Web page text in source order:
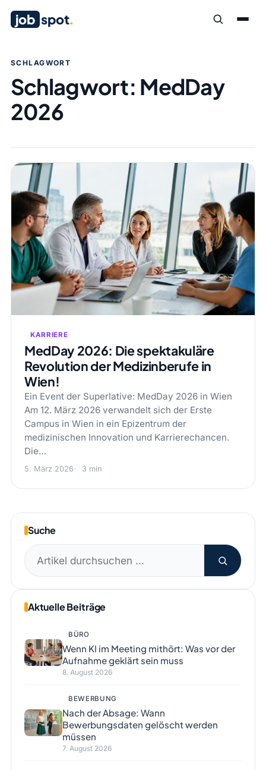
job spot.
SCHLAGWORT
Schlagwort: MedDay
2026
KARRIERE
MedDay 2026: Die spektakuläre
Revolution der Medizinberufe in
Wien!
Ein Event der Superlative: MedDay 2026 in Wien
Am 12. März 2026 verwandelt sich der Erste
Campus in Wien in ein Epizentrum der
medizinischen Innovation und Karrierechancen.
Die…
5. März 2026 3 min
Suche
Suchen
nach:
Aktuelle Beiträge
BÜRO
Wenn KI im Meeting mithört: Was vor der
Aufnahme geklärt sein muss
8. August 2026
BEWERBUNG
Nach der Absage: Wann
Bewerbungsdaten gelöscht werden
müssen
7. August 2026